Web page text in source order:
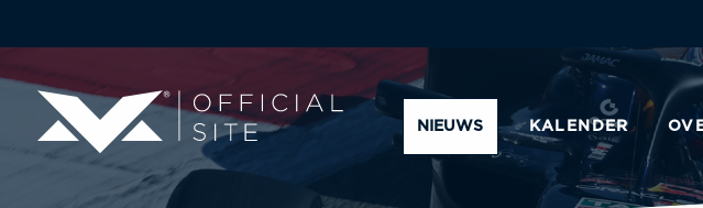
NIEUWS KALENDER